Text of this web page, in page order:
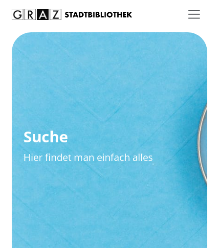
Suche
Hier findet man einfach alles